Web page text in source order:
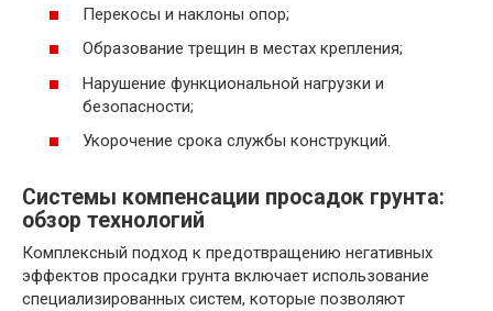
Перекосы и наклоны опор;
Образование трещин в местах крепления;
Нарушение функциональной нагрузки и
безопасности;
Укорочение срока службы конструкций.
Системы компенсации просадок грунта:
обзор технологий
Комплексный подход к предотвращению негативных
эффектов просадки грунта включает использование
специализированных систем, которые позволяют